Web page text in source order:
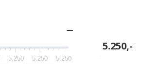
5.250,-
5.250 5.250 5.250